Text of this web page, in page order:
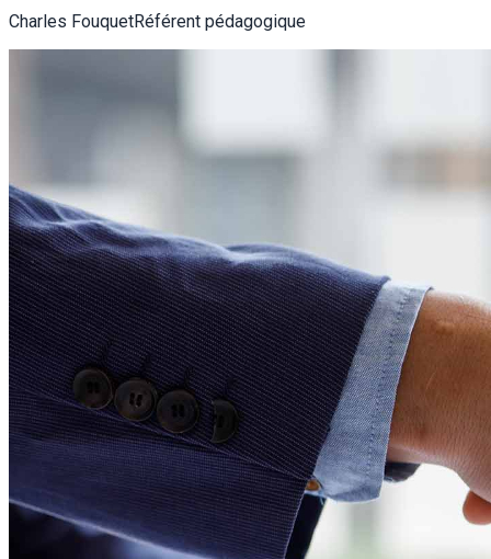
Charles FouquetRéférent pédagogique